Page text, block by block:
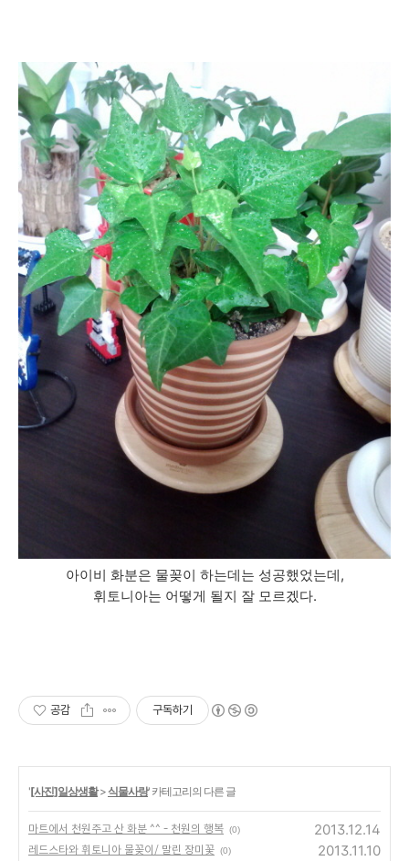
아이비 화분은 물꽂이 하는데는 성공했었는데,
휘토니아는 어떻게 될지 잘 모르겠다.
공감 구독하기
'[사진]일상생활> 식물사랑' 카테고리의 다른 글
마트에서 천원주고 산 화분 ^^ - 천원의 행복 (0) 2013.12.14
레드스타와 휘토니아 물꽂이/ 말린 장미꽃 (0) 2013.11.10